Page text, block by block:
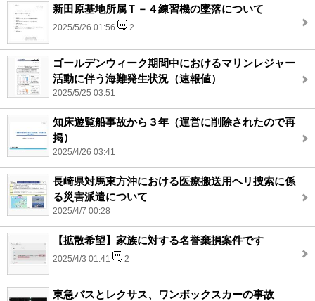
新田原基地所属Ｔ－４練習機の墜落について
2025/5/26 01:56 2
ゴールデンウィーク期間中におけるマリンレジャー
活動に伴う海難発生状況（速報値）
2025/5/25 03:51
知床遊覧船事故から３年（運営に削除されたので再
掲）
2025/4/26 03:41
長崎県対馬東方沖における医療搬送用ヘリ捜索に係
る災害派遣について
2025/4/7 00:28
【拡散希望】家族に対する名誉棄損案件です
2025/4/3 01:41 2
東急バスとレクサス、ワンボックスカーの事故